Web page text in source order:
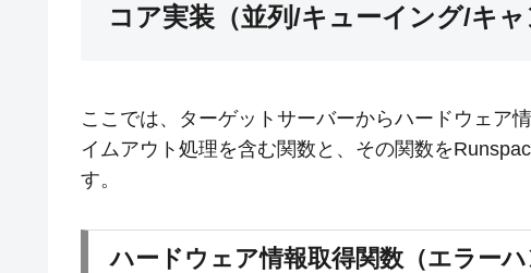
コア実装（並列/キューイング/キャ
ここでは、ターゲットサーバーからハードウェア
イムアウト処理を含む関数と、その関数を
す。
ハードウェア情報取得関数（エラーハ